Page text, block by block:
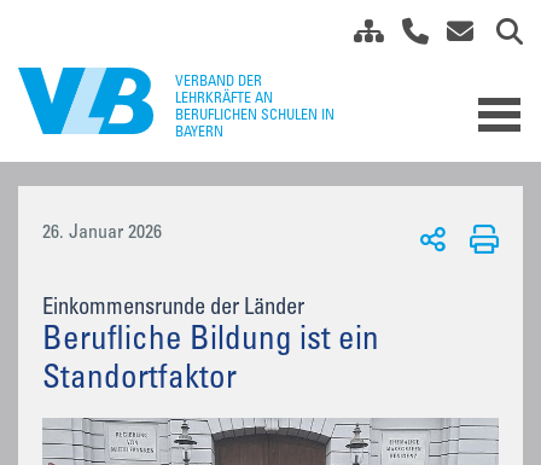
26. Januar 2026
Einkommensrunde der Länder
Berufliche Bildung ist ein
Standortfaktor